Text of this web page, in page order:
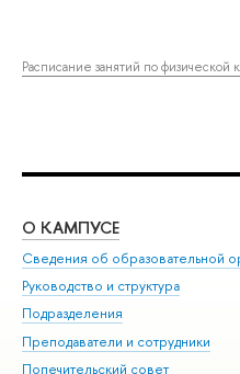
Расписание занятий по физической
О КАМПУСЕ
Сведения об образовательной
Руководство и структура
Подразделения
Преподаватели и сотрудники
Попечительский совет